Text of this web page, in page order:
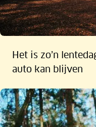
Het is zo’n
auto kan blijven